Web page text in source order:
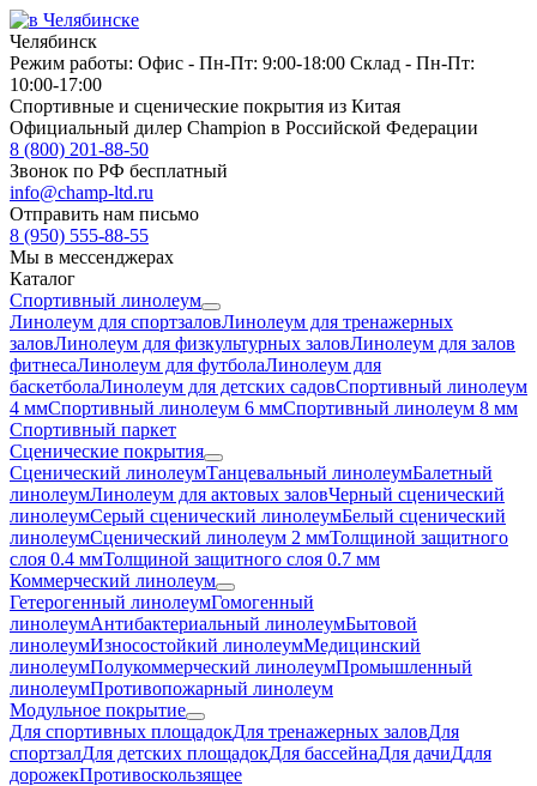
Челябинск
Режим работы: Офис - Пн-Пт: 9:00-18:00 Склад - Пн-Пт:
10:00-17:00
Спортивные и сценические покрытия из Китая
Официальный дилер Champion в Российской Федерации
8 (800) 201-88-50
Звонок по РФ бесплатный
info@champ-ltd.ru
Отправить нам письмо
8 (950) 555-88-55
Мы в мессенджерах
Каталог
Спортивный линолеум
Линолеум для спортзаловЛинолеум для тренажерных
заловЛинолеум для физкультурных заловЛинолеум для залов
фитнесаЛинолеум для футболаЛинолеум для
баскетболаЛинолеум для детских садовСпортивный линолеум
4 ммСпортивный линолеум 6 ммСпортивный линолеум 8 мм
Спортивный паркет
Сценические покрытия
Сценический линолеумТанцевальный линолеумБалетный
линолеумЛинолеум для актовых заловЧерный сценический
линолеумСерый сценический линолеумБелый сценический
линолеумСценический линолеум 2 ммТолщиной защитного
слоя 0.4 ммТолщиной защитного слоя 0.7 мм
Коммерческий линолеум
Гетерогенный линолеумГомогенный
линолеумАнтибактериальный линолеумБытовой
линолеумИзносостойкий линолеумМедицинский
линолеумПолукоммерческий линолеумПромышленный
линолеумПротивопожарный линолеум
Модульное покрытие
Для спортивных площадокДля тренажерных заловДля
спортзалДля детских площадокДля бассейнаДля дачиДдля
дорожекПротивоскользящее